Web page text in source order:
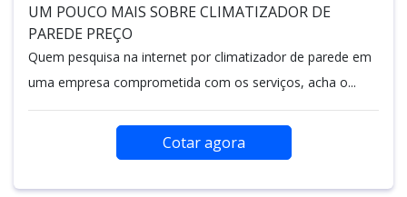
UM POUCO MAIS SOBRE CLIMATIZADOR DE
PAREDE PREÇO
Quem pesquisa na internet por climatizador de parede em
uma empresa comprometida com os serviços, acha o...
Cotar agora